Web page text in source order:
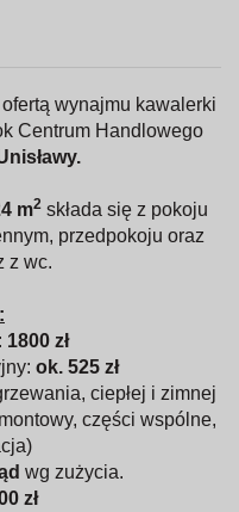
wynajmu kawalerki
Centrum Handlowego
m2 składa się z pokoju
przedpokoju oraz
z wc.
1800 zł
ok. 525 zł
ciepłej i zimnej
części wspólne,
wg zużycia.
zł